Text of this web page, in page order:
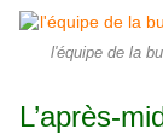
l'équipe de la
L’après-